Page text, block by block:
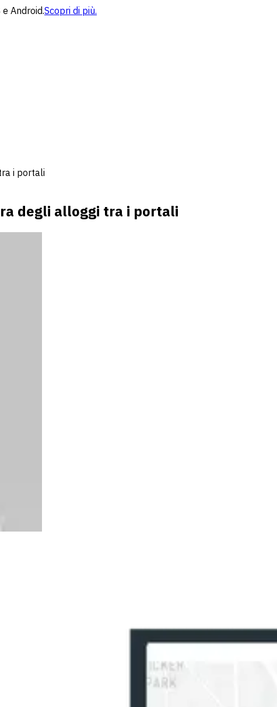
Android.Scopri di più.
i portali
degli alloggi tra i portali